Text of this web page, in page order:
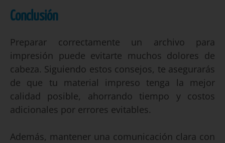
Conclusión
Preparar correctamente un archivo para
impresión puede evitarte muchos dolores de
cabeza. Siguiendo estos consejos, te asegurarás
de que tu material impreso tenga la mejor
calidad posible, ahorrando tiempo y costos
adicionales por errores evitables.
Además, mantener una comunicación clara con